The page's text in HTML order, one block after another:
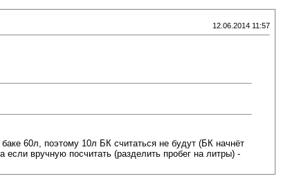
12.06.2014 11:57
60л, поэтому 10л БК считаться не будут (БК начнёт
вручную посчитать (разделить пробег на литры) -